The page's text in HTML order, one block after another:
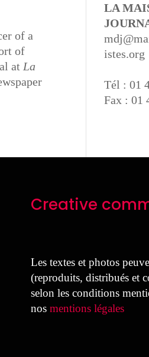
of a
of
at La
LA
istes.org
Tél : 01
Fax : 01
Creative
Les textes et photos
(reproduits, distribués et
selon les conditions
nos mentions légales